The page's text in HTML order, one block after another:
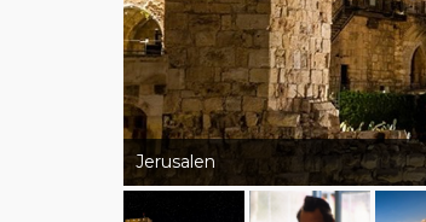
Jerusalen